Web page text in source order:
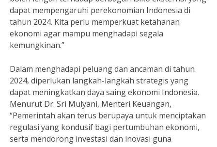
dapat mempengaruhi perekonomian Indonesia di
tahun 2024. Kita perlu memperkuat ketahanan
ekonomi agar mampu menghadapi segala
kemungkinan.”
Dalam menghadapi peluang dan ancaman di tahun
2024, diperlukan langkah-langkah strategis yang
dapat meningkatkan daya saing ekonomi Indonesia.
Menurut Dr. Sri Mulyani, Menteri Keuangan,
“Pemerintah akan terus berupaya untuk menciptakan
regulasi yang kondusif bagi pertumbuhan ekonomi,
serta mendorong investasi dan inovasi guna